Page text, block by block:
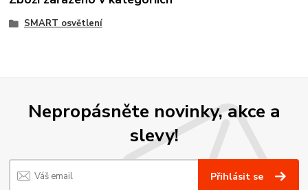
SMART osvětlení
Nepropásněte novinky, akce a
slevy!
Přihlásit se